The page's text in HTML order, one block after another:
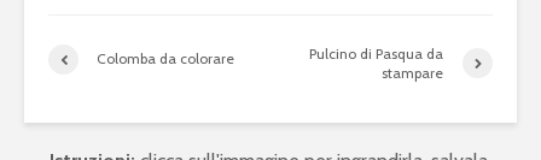
Colomba da colorare
Pulcino di Pasqua da
stampare